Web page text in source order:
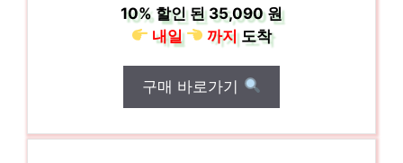
10% 할인 된35,090 원
내일
까지도착
구매 바로가기